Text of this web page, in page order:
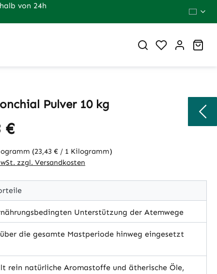
von 24h
Du hast 0
Pulver 10 kg
€
(23,43 € / 1 Kilogramm)
zzgl. Versandkosten
Unterstützung der Atemwege
die gesamte Mastperiode hinweg eingesetzt
rein natürliche Aromastoffe und ätherische Öle,